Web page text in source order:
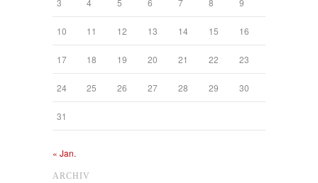
10 11 12 13 14 15 16
17 18 19 20 21 22 23
24 25 26 27 28 29 30
31
« Jan.
ARCHIV